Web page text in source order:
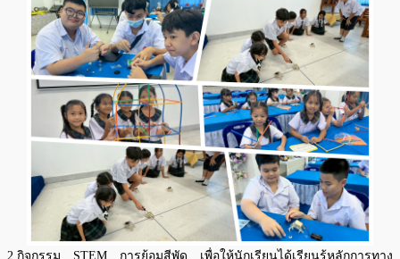
2.กิจกรรม STEM การย้อมสีพัด เพื่อให้นักเรียนได้เรียนรู้หลักการทาง